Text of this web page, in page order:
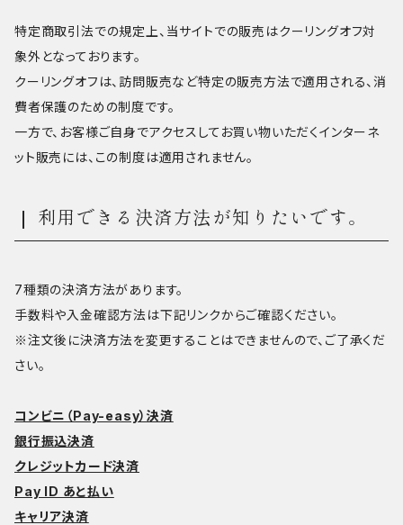
特定商取引法での規定上、当サイトでの販売はクーリングオフ対
象外となっております。
クーリングオフは、訪問販売など特定の販売方法で適用される、消
費者保護のための制度です。
一方で、お客様ご自身でアクセスしてお買い物いただくインターネ
ット販売には、この制度は適用されません。
利用できる決済方法が知りたいです。
7種類の決済方法があります。
手数料や入金確認方法は下記リンクからご確認ください。
※注文後に決済方法を変更することはできませんので、ご了承くだ
さい。
コンビニ（Pay-easy）決済
銀行振込決済
クレジットカード決済
Pay ID あと払い
キャリア決済